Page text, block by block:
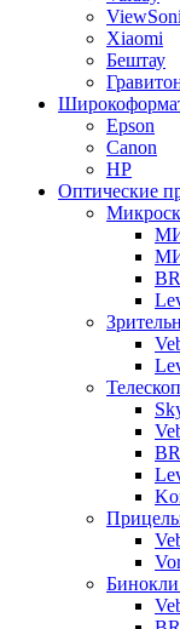
Xiaomi
Бештау
Epson
Canon
HP
Оптические